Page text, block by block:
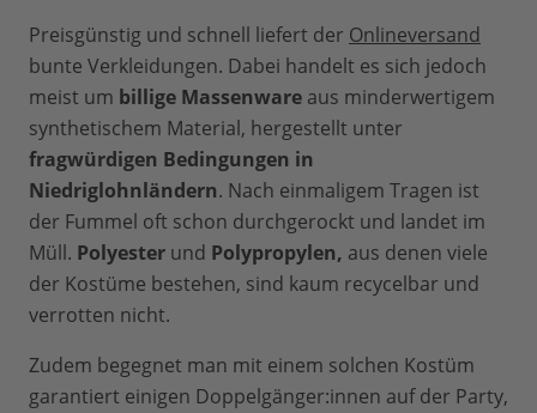
Preisgünstig und schnell liefert der Onlineversand
bunte Verkleidungen. Dabei handelt es sich jedoch
meist um billige Massenware aus minderwertigem
synthetischem Material, hergestellt unter
fragwürdigen Bedingungen in
Niedriglohnländern. Nach einmaligem Tragen ist
der Fummel oft schon durchgerockt und landet im
Müll. Polyester und Polypropylen, aus denen viele
der Kostüme bestehen, sind kaum recycelbar und
verrotten nicht.
Zudem begegnet man mit einem solchen Kostüm
garantiert einigen Doppelgänger:innen auf der Party,